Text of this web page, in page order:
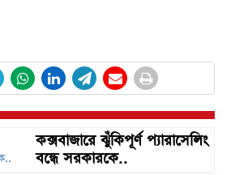
কক্সবাজারে ঝুঁকিপূর্ণ প্যারাসেলিং
বন্ধে সরকারকে..